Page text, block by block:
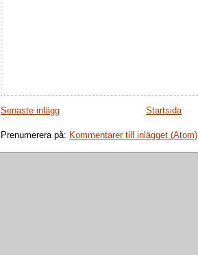
Senaste inlägg Startsida
Prenumerera på: Kommentarer till inlägget (Atom)